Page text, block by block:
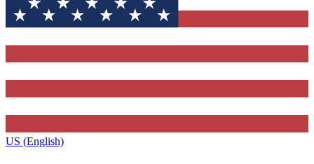
US (English)